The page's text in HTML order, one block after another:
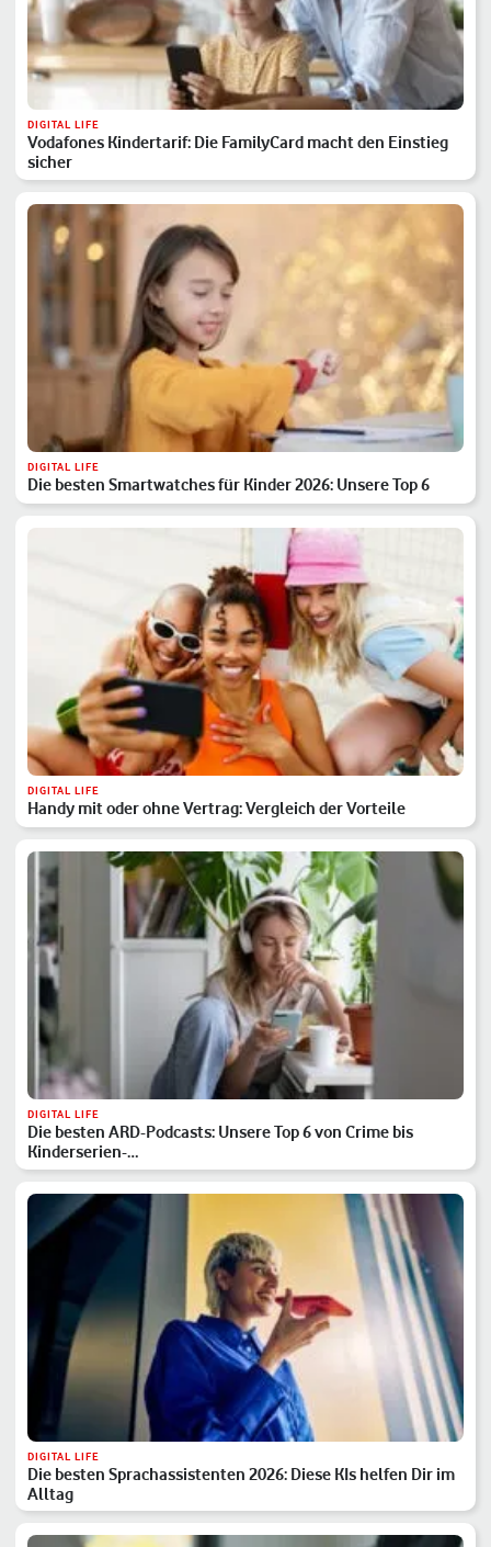
DIGITAL LIFE
Vodafones Kindertarif: Die FamilyCard macht den Einstieg
sicher
DIGITAL LIFE
Die besten Smartwatches für Kinder 2026: Unsere Top 6
DIGITAL LIFE
Handy mit oder ohne Vertrag: Vergleich der Vorteile
DIGITAL LIFE
Die besten ARD-Podcasts: Unsere Top 6 von Crime bis
Kinderserien-…
DIGITAL LIFE
Die besten Sprachassistenten 2026: Diese KIs helfen Dir im
Alltag